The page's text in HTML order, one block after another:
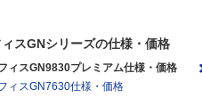
スGNシリーズの仕様・価格
ィスGN9830プレミアム仕様・価格
ィスGN7630仕様・価格